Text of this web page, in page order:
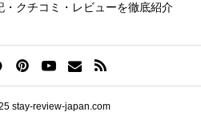
クチコミ・レビューを徹底紹介
stay-review-japan.com